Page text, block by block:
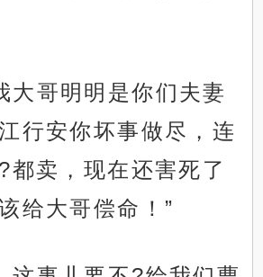
大哥明明是你们夫妻
行安你坏事做尽，连
都卖，现在还害死了
给大哥偿命！”